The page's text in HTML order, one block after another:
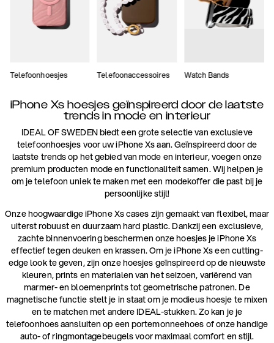
Telefoonhoesjes Telefoonaccessoires Watch Bands
iPhone Xs hoesjes geïnspireerd door de laatste
trends in mode en interieur
IDEAL OF SWEDEN biedt een grote selectie van exclusieve
telefoonhoesjes voor uw iPhone Xs aan. Geïnspireerd door de
laatste trends op het gebied van mode en interieur, voegen onze
premium producten mode en functionaliteit samen. Wij helpen je
om je telefoon uniek te maken met een modekoffer die past bij je
persoonlijke stijl!
Onze hoogwaardige iPhone Xs cases zijn gemaakt van flexibel, maar
uiterst robuust en duurzaam hard plastic. Dankzij een exclusieve,
zachte binnenvoering beschermen onze hoesjes je iPhone Xs
effectief tegen deuken en krassen. Om je iPhone Xs een cutting-
edge look te geven, zijn onze hoesjes geïnspireerd op de nieuwste
kleuren, prints en materialen van het seizoen, variërend van
marmer- en bloemenprints tot geometrische patronen. De
magnetische functie stelt je in staat om je modieus hoesje te mixen
en te matchen met andere IDEAL-stukken. Zo kan je je
telefoonhoes aansluiten op een portemonneehoes of onze handige
auto- of ringmontagebeugels voor maximaal comfort en stijl.